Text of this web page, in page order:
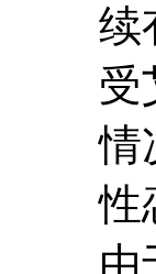
续
受
情
性
由